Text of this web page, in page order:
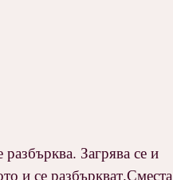
Загрява се и
и се разбъркват.Сместа